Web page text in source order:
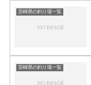
宮崎県の釣り場一覧
宮崎県の釣り場一覧